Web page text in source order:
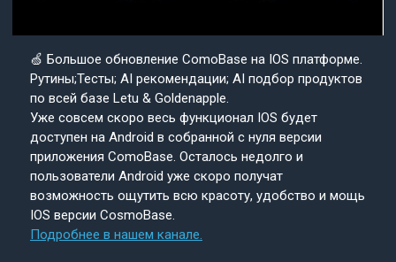
🍏 Большое обновление ComoBase на IOS платформе.
Рутины;Тесты; AI рекомендации; AI подбор продуктов
по всей базе Letu & Goldenapple.
Уже совсем скоро весь функционал IOS будет
доступен на Android в собранной с нуля версии
приложения ComoBase. Осталось недолго и
пользователи Android уже скоро получат
возможность ощутить всю красоту, удобство и мощь
IOS версии CosmoBase.
Подробнее в нашем канале.